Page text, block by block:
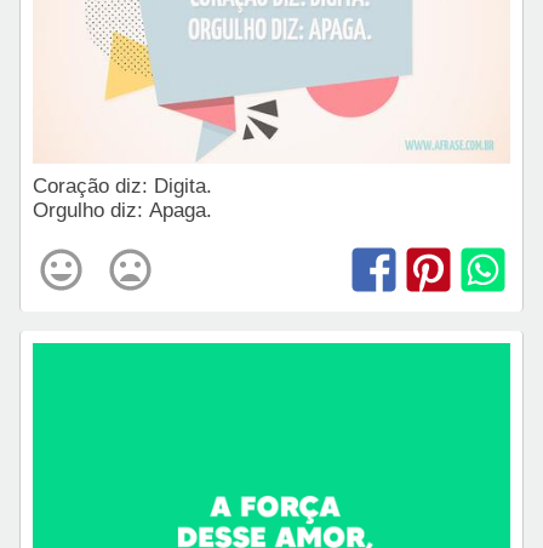
Coração diz: Digita.
Orgulho diz: Apaga.